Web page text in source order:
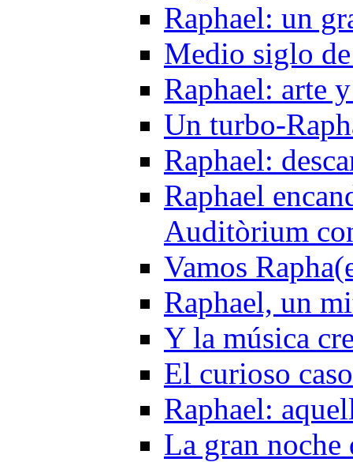
Raphael: un
Medio siglo
Raphael: arte
Un turbo-
Raphael:
Raphael
Auditòrium
Vamos
Raphael, un
Y la música
El curioso
Raphael:
La gran noche